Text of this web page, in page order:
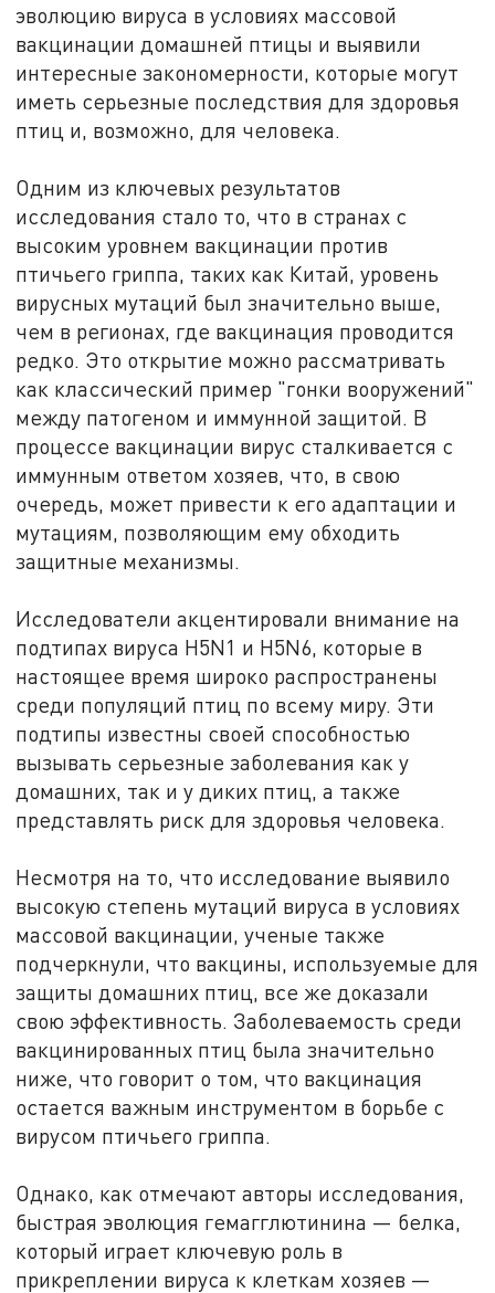
эволюцию вируса в условиях массовой
вакцинации домашней птицы и выявили
интересные закономерности, которые могут
иметь серьезные последствия для здоровья
птиц и, возможно, для человека.
Одним из ключевых результатов
исследования стало то, что в странах с
высоким уровнем вакцинации против
птичьего гриппа, таких как Китай, уровень
вирусных мутаций был значительно выше,
чем в регионах, где вакцинация проводится
редко. Это открытие можно рассматривать
как классический пример "гонки вооружений"
между патогеном и иммунной защитой. В
процессе вакцинации вирус сталкивается с
иммунным ответом хозяев, что, в свою
очередь, может привести к его адаптации и
мутациям, позволяющим ему обходить
защитные механизмы.
Исследователи акцентировали внимание на
подтипах вируса H5N1 и H5N6, которые в
настоящее время широко распространены
среди популяций птиц по всему миру. Эти
подтипы известны своей способностью
вызывать серьезные заболевания как у
домашних, так и у диких птиц, а также
представлять риск для здоровья человека.
Несмотря на то, что исследование выявило
высокую степень мутаций вируса в условиях
массовой вакцинации, ученые также
подчеркнули, что вакцины, используемые для
защиты домашних птиц, все же доказали
свою эффективность. Заболеваемость среди
вакцинированных птиц была значительно
ниже, что говорит о том, что вакцинация
остается важным инструментом в борьбе с
вирусом птичьего гриппа.
Однако, как отмечают авторы исследования,
быстрая эволюция гемагглютинина — белка,
который играет ключевую роль в
прикреплении вируса к клеткам хозяев —